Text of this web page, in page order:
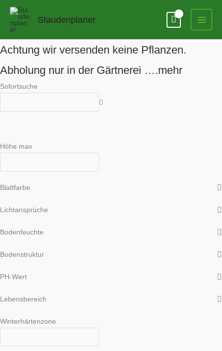
Zum
springen
Staudenplaner
Achtung wir versenden keine Pflanzen.
Abholung nur in der Gärtnerei ….mehr
Sofortsuche
Höhe max
Blattfarbe
Lichtansprüche
Bodenfeuchte
Bodenstruktur
PH-Wert
Lebensbereich
Winterhärtenzone